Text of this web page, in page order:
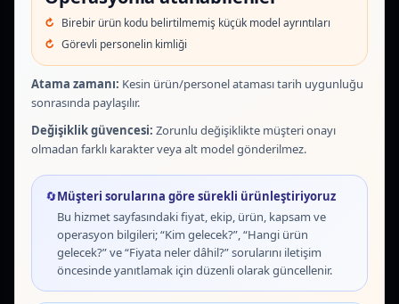
Birebir ürün kodu belirtilmemiş küçük model ayrıntıları
Görevli personelin kimliği
Atama zamanı: Kesin ürün/personel ataması tarih uygunluğu
sonrasında paylaşılır.
Değişiklik güvencesi: Zorunlu değişiklikte müşteri onayı
olmadan farklı karakter veya alt model gönderilmez.
🔄Müşteri sorularına göre sürekli ürünleştiriyoruz
Bu hizmet sayfasındaki fiyat, ekip, ürün, kapsam ve
operasyon bilgileri; “Kim gelecek?”, “Hangi ürün
gelecek?” ve “Fiyata neler dâhil?” sorularını iletişim
öncesinde yanıtlamak için düzenli olarak güncellenir.